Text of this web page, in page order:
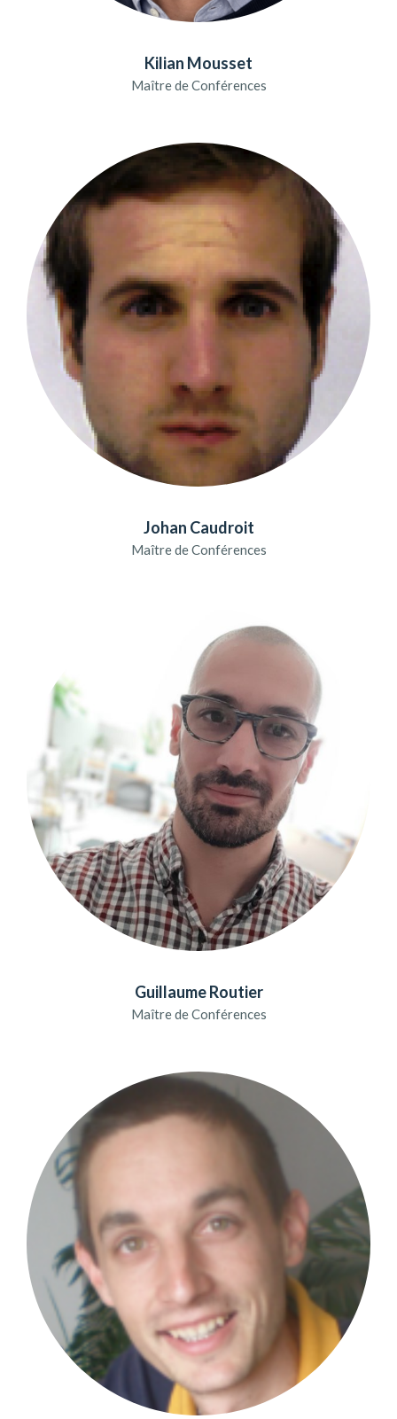
Kilian Mousset
Maître de Conférences
Johan Caudroit
Maître de Conférences
Guillaume Routier
Maître de Conférences